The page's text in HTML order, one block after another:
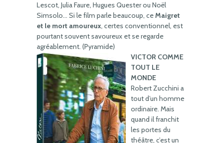
Lescot, Julia Faure, Hugues Quester ou Noël
Simsolo… Si le film parle beaucoup, ceMaigret
et le mort amoureux, certes conventionnel, est
pourtant souvent savoureux et se regarde
agréablement. (Pyramide)
VICTOR COMME
TOUT LE
MONDE
Robert Zucchini a
tout d’un homme
ordinaire. Mais
quand il franchit
les portes du
théâtre, c’est un